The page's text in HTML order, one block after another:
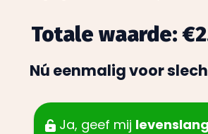
Totale waarde:
Nú eenmalig voor
Ja, geef mij